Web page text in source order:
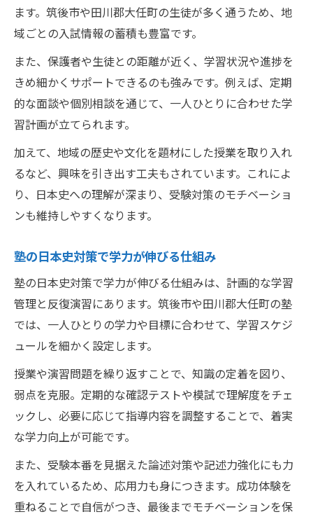
ます。筑後市や田川郡大任町の生徒が多く通うため、地
域ごとの入試情報の蓄積も豊富です。
また、保護者や生徒との距離が近く、学習状況や進捗を
きめ細かくサポートできるのも強みです。例えば、定期
的な面談や個別相談を通じて、一人ひとりに合わせた学
習計画が立てられます。
加えて、地域の歴史や文化を題材にした授業を取り入れ
るなど、興味を引き出す工夫もされています。これによ
り、日本史への理解が深まり、受験対策のモチベーショ
ンも維持しやすくなります。
塾の日本史対策で学力が伸びる仕組み
塾の日本史対策で学力が伸びる仕組みは、計画的な学習
管理と反復演習にあります。筑後市や田川郡大任町の塾
では、一人ひとりの学力や目標に合わせて、学習スケジ
ュールを細かく設定します。
授業や演習問題を繰り返すことで、知識の定着を図り、
弱点を克服。定期的な確認テストや模試で理解度をチェ
ックし、必要に応じて指導内容を調整することで、着実
な学力向上が可能です。
また、受験本番を見据えた論述対策や記述力強化にも力
を入れているため、応用力も身につきます。成功体験を
重ねることで自信がつき、最後までモチベーションを保